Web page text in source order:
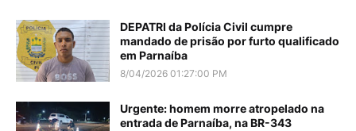
DEPATRI da Polícia Civil cumpre
mandado de prisão por furto qualificado
em Parnaíba
8/04/2026 01:27:00 PM
Urgente: homem morre atropelado na
entrada de Parnaíba, na BR-343